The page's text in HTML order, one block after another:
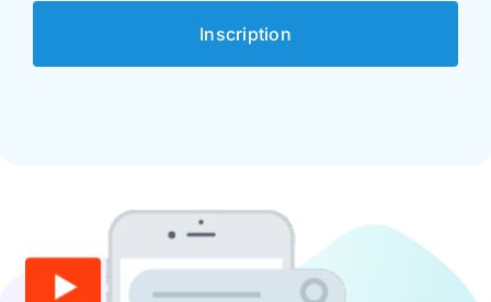
Inscription